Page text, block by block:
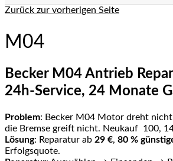
Zurück zur vorherigen Seite
M04
Becker M04 Antrieb
24h-Service, 24 Monate
Problem: Becker M04 Motor dreht
die Bremse greift nicht. Neukauf 100,
Lösung: Reparatur ab 29 €, 80 %
Erfolgsquote.